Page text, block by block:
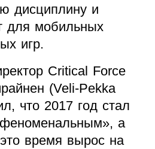
дисциплину и
для мобильных
игр.
Critical Force
(Veli-Pekka
что 2017 год стал
а
время вырос на